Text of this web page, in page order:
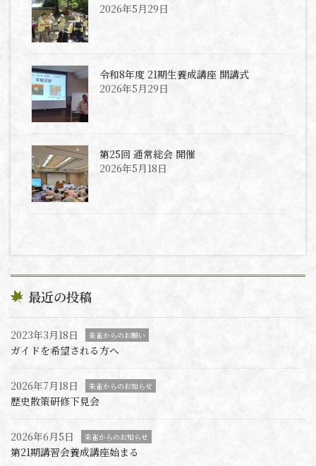
2026年5月29日
令和8年度 21期生養成講座 開講式
2026年5月29日
第25回 通常総会 開催
2026年5月18日
最近の投稿
2023年3月18日 朱雀からのお願い
ガイドを希望される方へ
2026年7月18日 朱雀からのお知らせ
歴史散策研修下見会
2026年6月5日 朱雀からのお知らせ
第21期講習会養成講座始まる